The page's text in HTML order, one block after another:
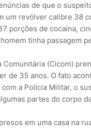
de que o
um revólver calibre 38
porções de cocaína,
tinha passagem
(Cicom)
de 35 anos. O fato
a Polícia Militar, o
partes do corpo
em uma casa na